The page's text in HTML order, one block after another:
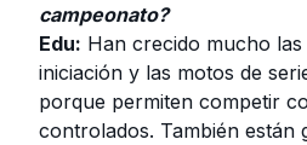
campeonato?
Edu: Han crecido mucho
iniciación y las motos de
porque permiten competir
controlados. También están